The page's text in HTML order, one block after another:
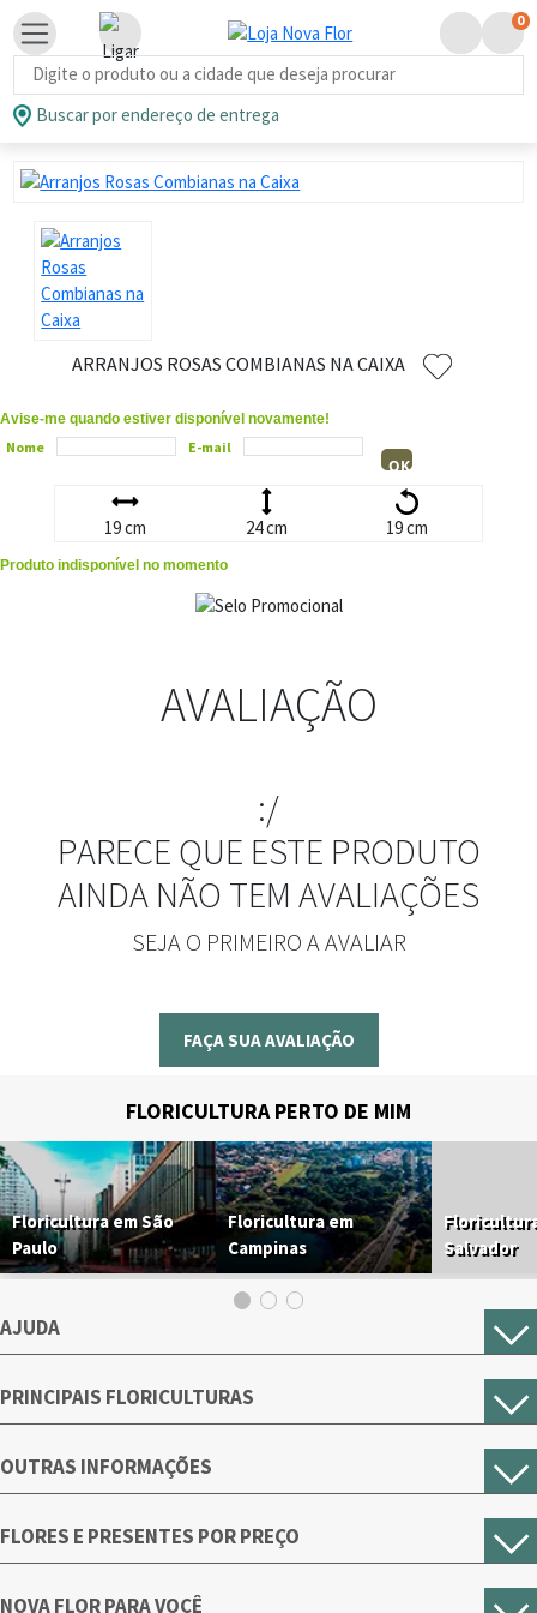
Busca de produtos
0
Buscar por endereço de entrega
ARRANJOS ROSAS COMBIANAS NA CAIXA
Avise-me quando estiver disponível novamente!
Nome E-mail
OK
19 cm 24 cm 19 cm
Produto indisponível no momento
AVALIAÇÃO
:/
PARECE QUE ESTE PRODUTO
AINDA NÃO TEM AVALIAÇÕES
SEJA O PRIMEIRO A AVALIAR
FAÇA SUA AVALIAÇÃO
FLORICULTURA PERTO DE MIM
Floricultura em São
Paulo
Floricultura em
Campinas
Salvador
AJUDA
PRINCIPAIS FLORICULTURAS
OUTRAS INFORMAÇÕES
FLORES E PRESENTES POR PREÇO
NOVA FLOR PARA VOCÊ